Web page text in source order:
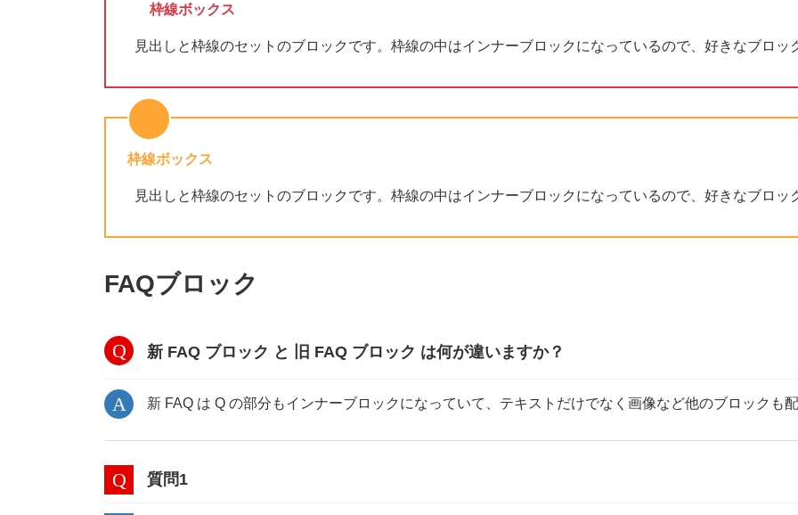
枠線ボックス
見出しと枠線のセットのブロックです。枠線の中はインナーブロックになっているので、好きなブロッ
枠線ボックス
見出しと枠線のセットのブロックです。枠線の中はインナーブロックになっているので、好きなブロッ
FAQブロック
新 FAQ ブロック と 旧 FAQ ブロック は何が違いますか？
新 FAQ は Q の部分もインナーブロックになっていて、テキストだけでなく画像など他のブロックも
質問1